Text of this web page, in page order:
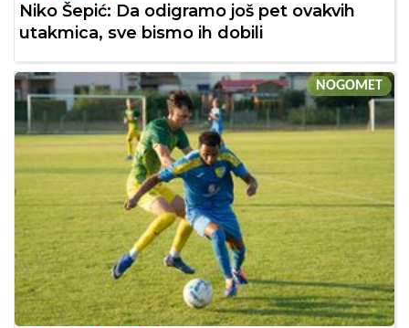
Niko Šepić: Da odigramo još pet ovakvih
utakmica, sve bismo ih dobili
NOGOMET